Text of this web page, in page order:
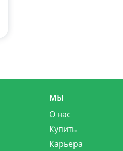
МЫ
О нас
Купить
Карьера